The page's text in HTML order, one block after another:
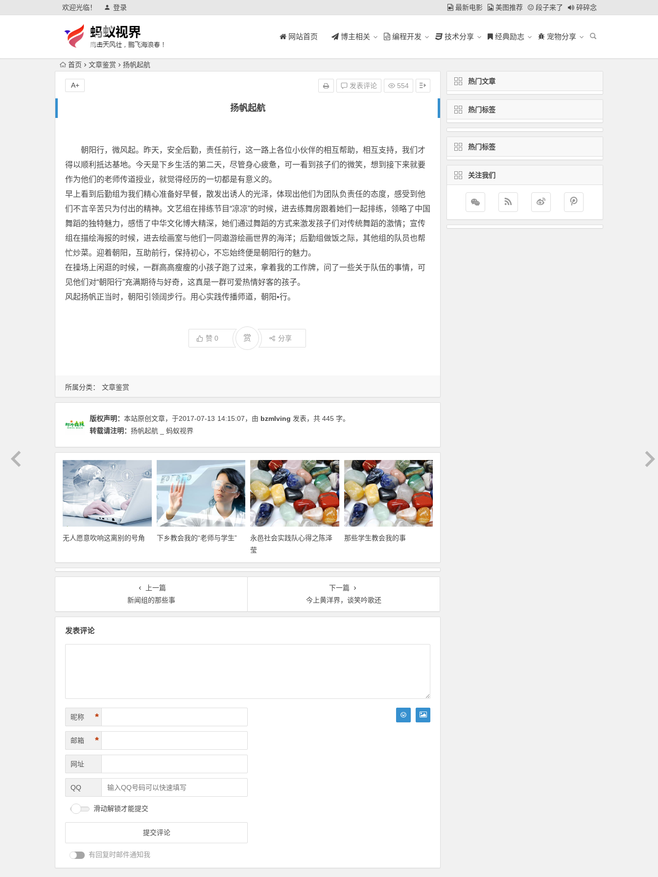
欢迎光临！ 登录 最新电影 美图推荐 段子来了 碎碎念
网站首页 博主相关 编程开发 技术分享 经典励志 宠物分享
首页 文章鉴赏 扬帆起航
扬帆起航
发表评论 554
A+
所属分类： 文章鉴赏
朝阳行，微风起。昨天，安全后勤，责任前行，这一路上各位小伙伴的相互帮助，相互支持，我们才
得以顺利抵达基地。今天是下乡生活的第二天，尽管身心疲惫，可一看到孩子们的微笑，想到接下来就要
作为他们的老师传道授业，就觉得经历的一切都是有意义的。
早上看到后勤组为我们精心准备好早餐，散发出诱人的光泽，体现出他们为团队负责任的态度，感受到他
们不言辛苦只为付出的精神。文艺组在排练节目“凉凉”的时候，进去练舞房跟着她们一起排练，领略了中国
舞蹈的独特魅力，感悟了中华文化博大精深，她们通过舞蹈的方式来激发孩子们对传统舞蹈的激情；宣传
组在描绘海报的时候，进去绘画室与他们一同遨游绘画世界的海洋；后勤组做饭之际，其他组的队员也帮
忙炒菜。迎着朝阳，互助前行，保持初心，不忘始终便是朝阳行的魅力。
在操场上闲逛的时候，一群高高瘦瘦的小孩子跑了过来，拿着我的工作牌，问了一些关于队伍的事情，可
见他们对“朝阳行”充满期待与好奇，这真是一群可爱热情好客的孩子。
风起扬帆正当时，朝阳引领阔步行。用心实践传播师道，朝阳•行。
赞 0 赏 分享
版权声明： 本站原创文章，于2017-07-13 14:15:07，由 bzmlving 发表，共 445 字。
转载请注明： 扬帆起航 _ 蚂蚁视界
无人愿意吹响这离别的号角 下乡教会我的“老师与学生”
永邑社会实践队心得之陈泽
莹
那些学生教会我的事
上一篇
新闻组的那些事
下一篇
今上黄洋界，谈笑吟歌还
发表评论
昵称 *
邮箱 *
网址
QQ
滑动解锁才能提交
有回复时邮件通知我
热门文章
热门标签
热门标签
关注我们